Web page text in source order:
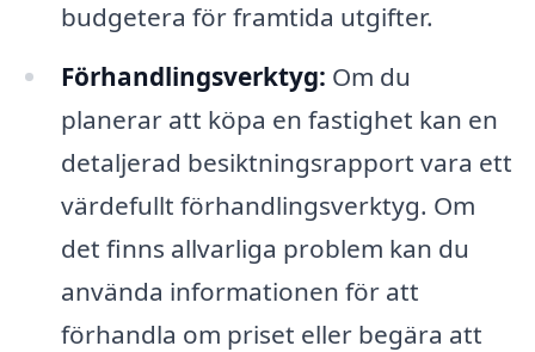
budgetera för framtida utgifter.
Förhandlingsverktyg: Om du
planerar att köpa en fastighet kan en
detaljerad besiktningsrapport vara ett
värdefullt förhandlingsverktyg. Om
det finns allvarliga problem kan du
använda informationen för att
förhandla om priset eller begära att